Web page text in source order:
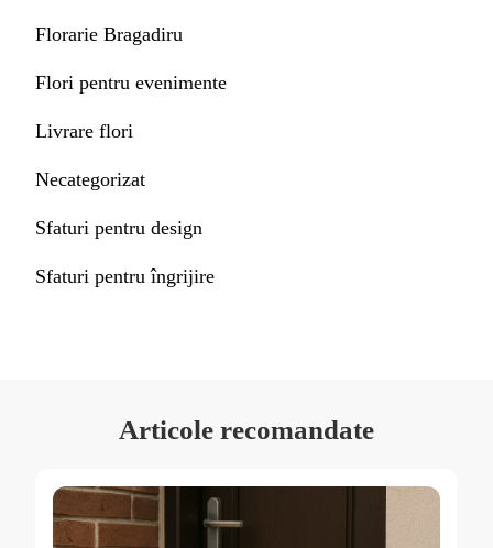
Florarie Bragadiru
Flori pentru evenimente
Livrare flori
Necategorizat
Sfaturi pentru design
Sfaturi pentru îngrijire
Articole recomandate